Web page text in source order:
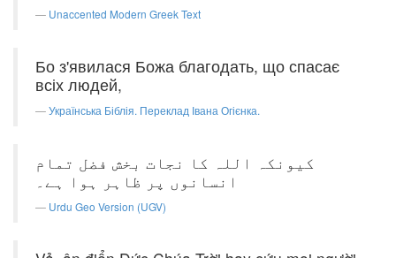
Unaccented Modern Greek Text
Бо з'явилася Божа благодать, що спасає
всіх людей,
Українська Біблія. Переклад Івана Огієнка.
کیونکہ اللہ کا نجات بخش فضل تمام
انسانوں پر ظاہر ہوا ہے۔
Urdu Geo Version (UGV)